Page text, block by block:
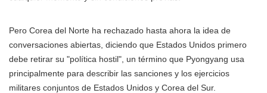
Pero Corea del Norte ha rechazado hasta ahora la idea de
conversaciones abiertas, diciendo que Estados Unidos primero
debe retirar su "política hostil", un término que Pyongyang usa
principalmente para describir las sanciones y los ejercicios
militares conjuntos de Estados Unidos y Corea del Sur.